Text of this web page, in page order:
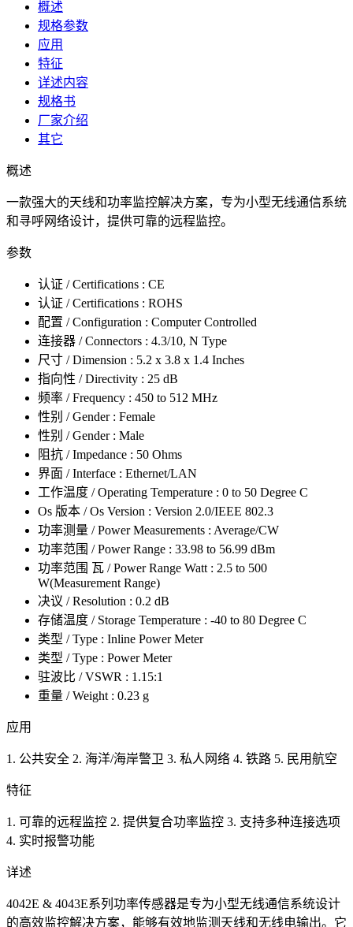
概述
规格参数
应用
特征
详述内容
规格书
厂家介绍
其它
概述
一款强大的天线和功率监控解决方案，专为小型无线通信系统
和寻呼网络设计，提供可靠的远程监控。
参数
认证 / Certifications : CE
认证 / Certifications : ROHS
配置 / Configuration : Computer Controlled
连接器 / Connectors : 4.3/10, N Type
尺寸 / Dimension : 5.2 x 3.8 x 1.4 Inches
指向性 / Directivity : 25 dB
频率 / Frequency : 450 to 512 MHz
性别 / Gender : Female
性别 / Gender : Male
阻抗 / Impedance : 50 Ohms
界面 / Interface : Ethernet/LAN
工作温度 / Operating Temperature : 0 to 50 Degree C
Os 版本 / Os Version : Version 2.0/IEEE 802.3
功率测量 / Power Measurements : Average/CW
功率范围 / Power Range : 33.98 to 56.99 dBm
功率范围 瓦 / Power Range Watt : 2.5 to 500
W(Measurement Range)
决议 / Resolution : 0.2 dB
存储温度 / Storage Temperature : -40 to 80 Degree C
类型 / Type : Inline Power Meter
类型 / Type : Power Meter
驻波比 / VSWR : 1.15:1
重量 / Weight : 0.23 g
应用
1. 公共安全 2. 海洋/海岸警卫 3. 私人网络 4. 铁路 5. 民用航空
特征
1. 可靠的远程监控 2. 提供复合功率监控 3. 支持多种连接选项
4. 实时报警功能
详述
4042E & 4043E系列功率传感器是专为小型无线通信系统设计
的高效监控解决方案，能够有效地监测天线和无线电输出。它